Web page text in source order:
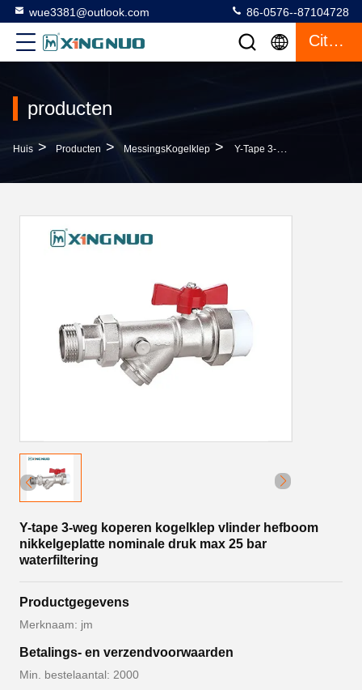
wue3381@outlook.com 86-0576--87104728
Citaat
producten
Huis > Producten > MessingsKogelklep > Y-Tape 3-Weg Koperen Kogelklep Vlinder Hefboom Nikkelgeplatte Nominale Druk Max 25 Bar Waterfiltering
Y-tape 3-weg koperen kogelklep vlinder hefboom
nikkelgeplatte nominale druk max 25 bar
waterfiltering
Productgegevens
Merknaam: jm
Betalings- en verzendvoorwaarden
Min. bestelaantal: 2000